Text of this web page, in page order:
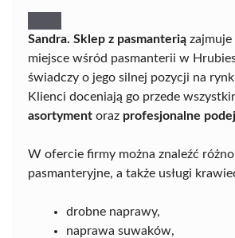
Sandra. Sklep z pasmanterią
miejsce wśród pasmanterii w
świadczy o jego silnej pozycji na
Klienci doceniają go przede
asortyment oraz profesjonalne
W ofercie firmy można znaleźć
pasmanteryjne, a także usługi
drobne naprawy,
naprawa suwaków,